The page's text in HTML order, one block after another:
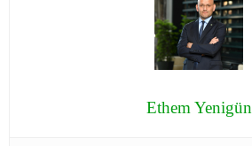
Ethem Yenigün